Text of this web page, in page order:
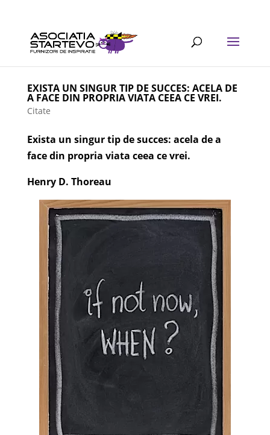
EXISTA UN SINGUR TIP DE SUCCES: ACELA DE
A FACE DIN PROPRIA VIATA CEEA CE VREI.
Citate
Exista un singur tip de succes: acela de a
face din propria viata ceea ce vrei.
Henry D. Thoreau